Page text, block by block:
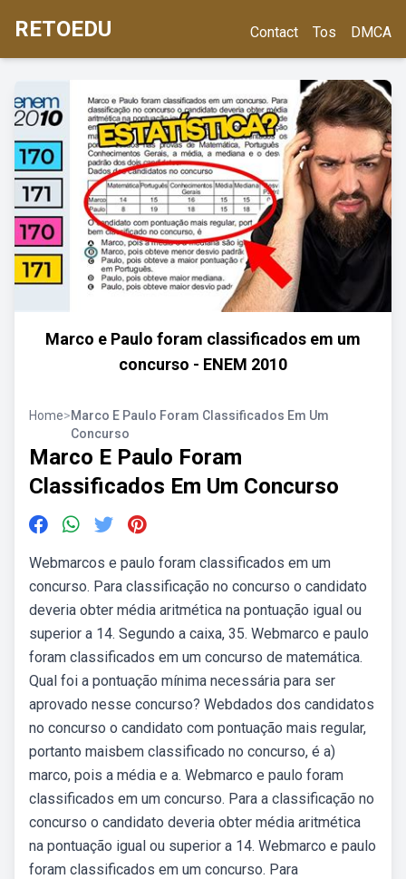
RETOEDU Contact Tos DMCA
Marco e Paulo foram classificados em um
concurso - ENEM 2010
Home>Marco E Paulo Foram Classificados Em Um
Concurso
Marco E Paulo Foram
Classificados Em Um Concurso
Webmarcos e paulo foram classificados em um
concurso. Para classificação no concurso o candidato
deveria obter média aritmética na pontuação igual ou
superior a 14. Segundo a caixa, 35. Webmarco e paulo
foram classificados em um concurso de matemática.
Qual foi a pontuação mínima necessária para ser
aprovado nesse concurso? Webdados dos candidatos
no concurso o candidato com pontuação mais regular,
portanto maisbem classificado no concurso, é a)
marco, pois a média e a. Webmarco e paulo foram
classificados em um concurso. Para a classificação no
concurso o candidato deveria obter média aritmética
na pontuação igual ou superior a 14. Webmarco e paulo
foram classificados em um concurso. Para